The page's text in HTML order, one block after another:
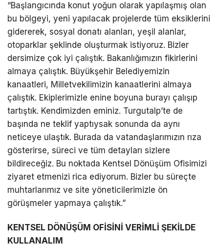
“Başlangıcında konut yoğun olarak yapılaşmış olan
bu bölgeyi, yeni yapılacak projelerde tüm eksiklerini
gidererek, sosyal donatı alanları, yeşil alanlar,
otoparklar şeklinde oluşturmak istiyoruz. Bizler
dersimize çok iyi çalıştık. Bakanlığımızın fikirlerini
almaya çalıştık. Büyükşehir Belediyemizin
kanaatleri, Milletvekilimizin kanaatlerini almaya
çalıştık. Ekiplerimizle enine boyuna burayı çalışıp
tartıştık. Kendimizden eminiz. Turgutalp’te de
başında ne teklif yaptıysak sonunda da aynı
neticeye ulaştık. Burada da vatandaşlarımızın rıza
gösterirse, süreci ve tüm detayları sizlere
bildireceğiz. Bu noktada Kentsel Dönüşüm Ofisimizi
ziyaret etmenizi rica ediyorum. Bizler bu süreçte
muhtarlarımız ve site yöneticilerimizle ön
görüşmeler yapmaya çalıştık.”
KENTSEL DÖNÜŞÜM OFİSİNİ VERİMLİ ŞEKİLDE
KULLANALIM